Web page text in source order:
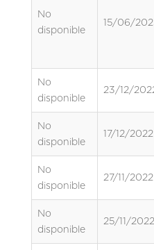
No
disponible
15/06/
No
disponible
23/12/
No
disponible
17/12/2022
No
disponible
27/11/2022
No
disponible
25/11/2022